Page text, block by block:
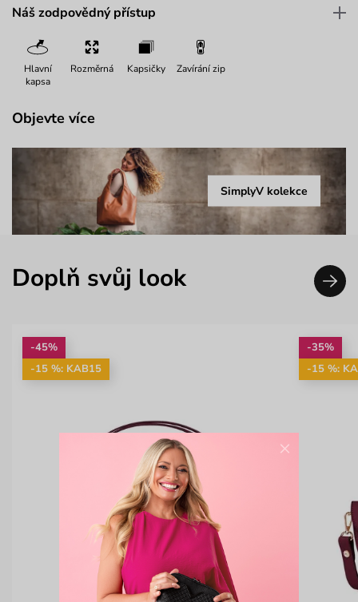
Náš zodpovědný přístup
Hlavní
kapsa
Rozměrná Kapsičky Zavírání zip
Objevte více
SimplyV kolekce
Doplň svůj look
-45%
-15 %: KAB15
-35%
-15 %:
×